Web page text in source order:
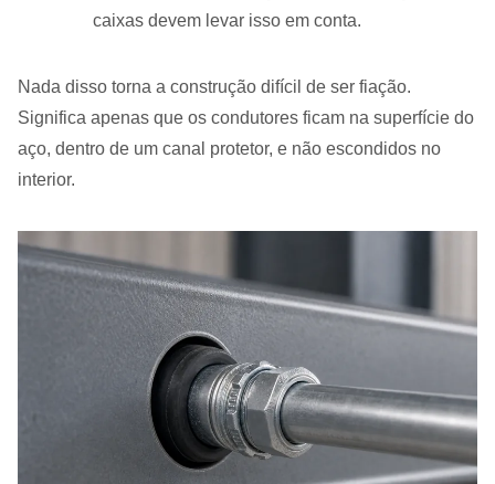
caixas devem levar isso em conta.
Nada disso torna a construção difícil de ser fiação.
Significa apenas que os condutores ficam na superfície do
aço, dentro de um canal protetor, e não escondidos no
interior.